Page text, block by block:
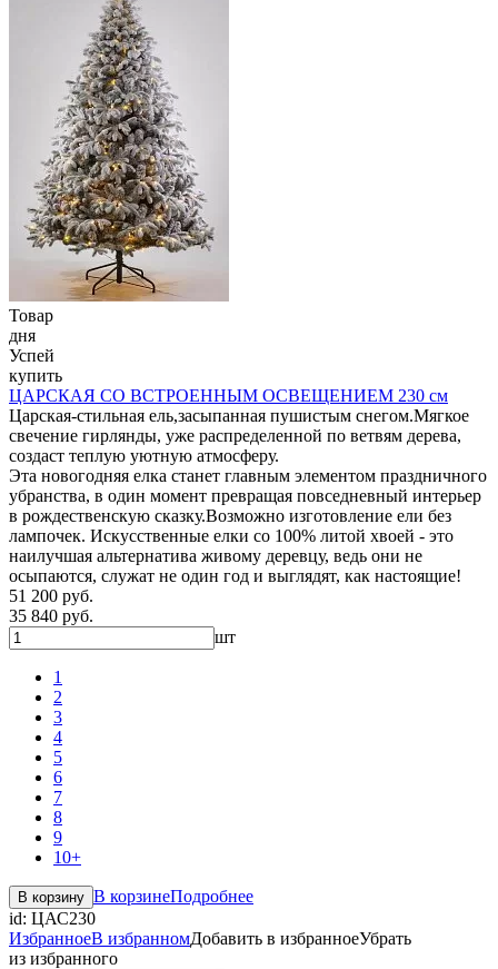
Товар
дня
Успей
купить
ЦАРСКАЯ СО ВСТРОЕННЫМ ОСВЕЩЕНИЕМ 230 см
Царская-стильная ель,засыпанная пушистым снегом.Мягкое
свечение гирлянды, уже распределенной по ветвям дерева,
создаст теплую уютную атмосферу.
Эта новогодняя елка станет главным элементом праздничного
убранства, в один момент превращая повседневный интерьер
в рождественскую сказку.Возможно изготовление ели без
лампочек. Искусственные елки со 100% литой хвоей - это
наилучшая альтернатива живому деревцу, ведь они не
осыпаются, служат не один год и выглядят, как настоящие!
51 200 руб.
35 840 руб.
шт
1
2
3
4
5
6
7
8
9
10+
В корзину В корзинеПодробнее
id: ЦАС230
ИзбранноеВ избранномДобавить в избранноеУбрать
из избранного